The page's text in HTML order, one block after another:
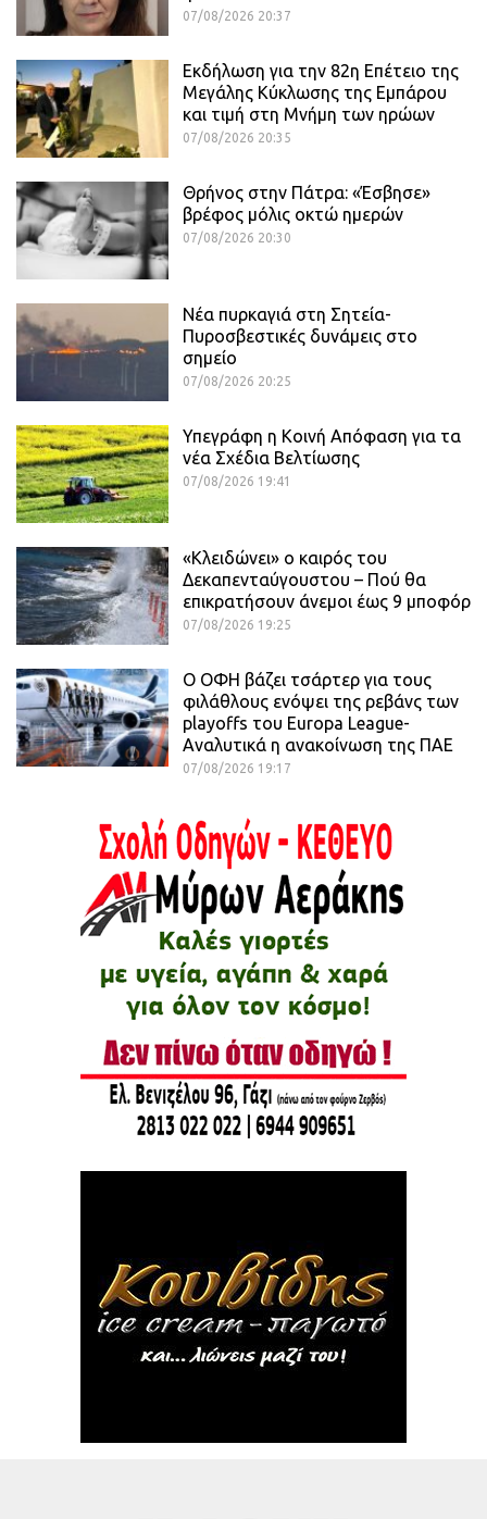
07/08/2026 20:37
Εκδήλωση για την 82η Επέτειο της
Μεγάλης Κύκλωσης της Εμπάρου
και τιμή στη Μνήμη των ηρώων
07/08/2026 20:35
Θρήνος στην Πάτρα: «Έσβησε»
βρέφος μόλις οκτώ ημερών
07/08/2026 20:30
Νέα πυρκαγιά στη Σητεία-
Πυροσβεστικές δυνάμεις στο
σημείο
07/08/2026 20:25
Υπεγράφη η Κοινή Απόφαση για τα
νέα Σχέδια Βελτίωσης
07/08/2026 19:41
«Κλειδώνει» ο καιρός του
Δεκαπενταύγουστου – Πού θα
επικρατήσουν άνεμοι έως 9 μποφόρ
07/08/2026 19:25
Ο ΟΦΗ βάζει τσάρτερ για τους
φιλάθλους ενόψει της ρεβάνς των
playoffs του Europa League-
Αναλυτικά η ανακοίνωση της ΠΑΕ
07/08/2026 19:17